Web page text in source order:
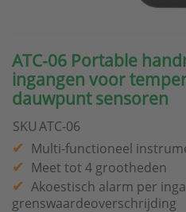
ATC-06 Portable
ingangen voor
dauwpunt sensoren
SKUATC-06
Multi-functioneel
Meet tot 4 grootheden
Akoestisch alarm per
grenswaardeoverschrijding